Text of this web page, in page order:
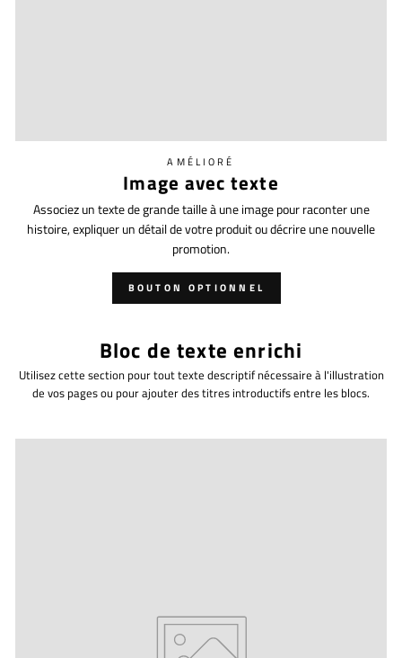
AMÉLIORÉ
Image avec texte
Associez un texte de grande taille à une image pour raconter une
histoire, expliquer un détail de votre produit ou décrire une nouvelle
promotion.
BOUTON OPTIONNEL
Bloc de texte enrichi
Utilisez cette section pour tout texte descriptif nécessaire à l'illustration
de vos pages ou pour ajouter des titres introductifs entre les blocs.